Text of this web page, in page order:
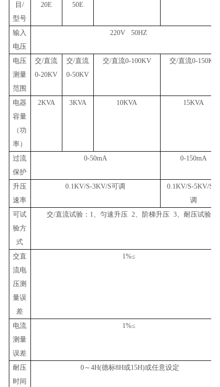
目/
型号
20E
50E
输入
电压
220V 50HZ
电压
测量
范围
交/直流
0-20KV
交/直流
0-50KV
交/直流0-100KV 交/直流0-150KV
电器
容量
（功
率）
2KVA 3KVA 10KVA 15KVA
过流
保护
0-50mA 0-150mA
升压
速率
0.1KV/S-3KV/S可调
0.1KV/S-5KV/S可
调
可试
验方
式
交/直流试验：1、匀速升压 2、阶梯升压 3、耐压试验
交直
流电
压测
量误
差
1%≤
电流
测量
误差
1%≤
耐压
时间
0～4H(德标8H或15H)或任意设定